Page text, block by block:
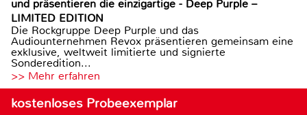
und präsentieren die einzigartige - Deep Purple –
LIMITED EDITION
Die Rockgruppe Deep Purple und das
Audiounternehmen Revox präsentieren gemeinsam eine
exklusive, weltweit limitierte und signierte
Sonderedition...
>> Mehr erfahren
kostenloses Probeexemplar